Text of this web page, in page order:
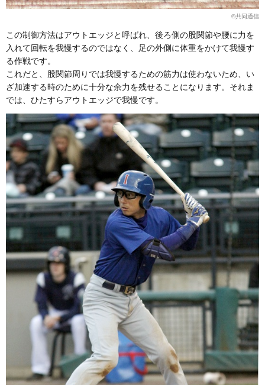
©︎共同通信
この制御方法はアウトエッジと呼ばれ、後ろ側の股関節や腰に力を
入れて回転を我慢するのではなく、足の外側に体重をかけて我慢す
る作戦です。
これだと、股関節周りでは我慢するための筋力は使わないため、い
ざ加速する時のために十分な余力を残せることになります。それま
では、ひたすらアウトエッジで我慢です。